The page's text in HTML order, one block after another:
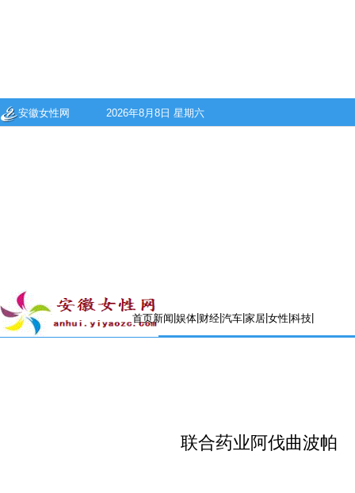
安徽女性网 2026年8月8日 星期六
首页新闻 娱体 财经 汽车 家居 女性 科技
联合药业阿伐曲波帕